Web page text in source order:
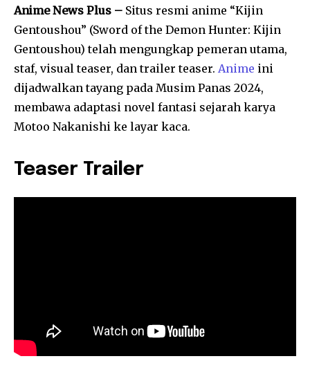
Anime News Plus – Situs resmi anime “Kijin
Gentoushou” (Sword of the Demon Hunter: Kijin
Gentoushou) telah mengungkap pemeran utama,
staf, visual teaser, dan trailer teaser. Anime ini
dijadwalkan tayang pada Musim Panas 2024,
membawa adaptasi novel fantasi sejarah karya
Motoo Nakanishi ke layar kaca.
Teaser Trailer